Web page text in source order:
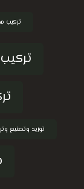
تركيب
توريد وتصنيع